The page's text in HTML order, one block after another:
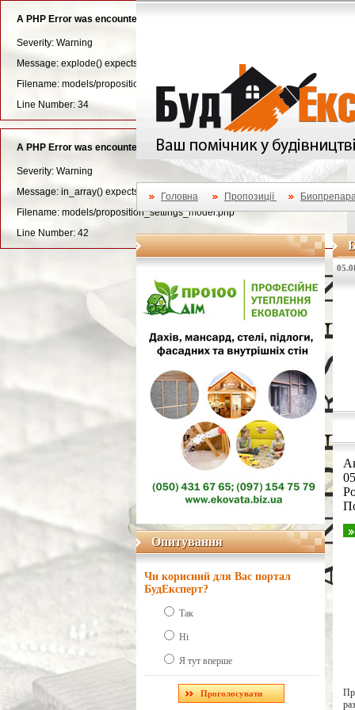
A PHP Error was encountered
Severity: Warning
Message: explode() expects parameter 3 to be long, string given
Filename: models/proposition_settings_model.php
Line Number: 34
A PHP Error was encountered
Severity: Warning
Message: in_array() expects parameter 2 to be array, null given
Filename: models/proposition_settings_model.php
Line Number: 42
Головна Пропозиції
Опитування
Опитування
Чи корисний для Вас портал
БудЕксперт?
Так
Ні
Я тут вперше